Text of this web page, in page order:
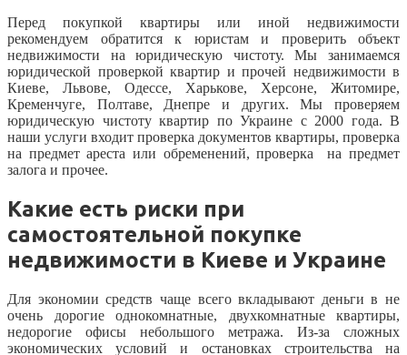
Перед покупкой квартиры или иной недвижимости
рекомендуем обратится к юристам и проверить объект
недвижимости на юридическую чистоту. Мы занимаемся
юридической проверкой квартир и прочей недвижимости в
Киеве, Львове, Одессе, Харькове, Херсоне, Житомире,
Кременчуге, Полтаве, Днепре и других. Мы проверяем
юридическую чистоту квартир по Украине с 2000 года. В
наши услуги входит проверка документов квартиры, проверка
на предмет ареста или обременений, проверка на предмет
залога и прочее.
Какие есть риски при
самостоятельной покупке
недвижимости в Киеве и Украине
Для экономии средств чаще всего вкладывают деньги в не
очень дорогие однокомнатные, двухкомнатные квартиры,
недорогие офисы небольшого метража. Из-за сложных
экономических условий и остановках строительства на